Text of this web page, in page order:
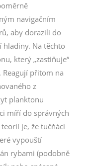
navigačním
aby dorazili do
Na těchto
který „zastiňuje“
přitom na
z
planktonu
míří do správných
je, že tučňáci
vypouští
rybami (podobně